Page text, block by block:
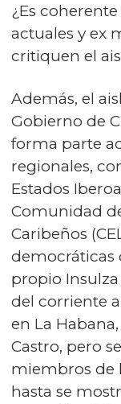
¿Es
actuales y ex
critiquen el
Además, el
Gobierno de
forma parte
regionales,
Estados
Comunidad
Caribeños
democráticas
propio
del corriente
en La
Castro, pero
miembros de
hasta se